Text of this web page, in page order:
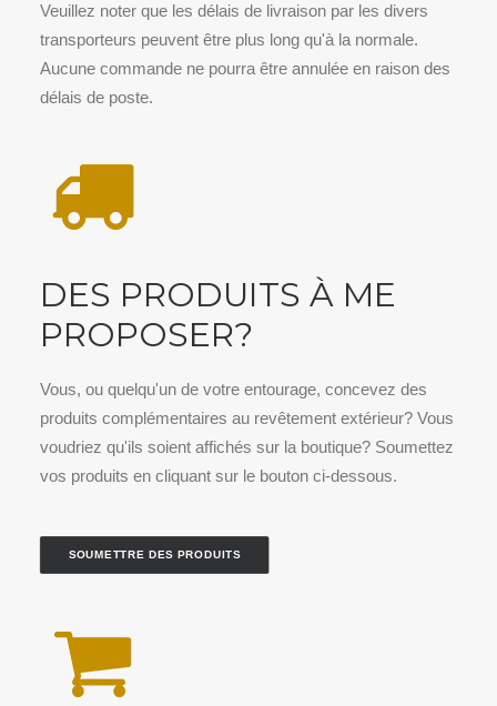
Veuillez noter que les délais de livraison par les divers
transporteurs peuvent être plus long qu'à la normale.
Aucune commande ne pourra être annulée en raison des
délais de poste.
DES PRODUITS À ME
PROPOSER?
Vous, ou quelqu'un de votre entourage, concevez des
produits complémentaires au revêtement extérieur? Vous
voudriez qu'ils soient affichés sur la boutique? Soumettez
vos produits en cliquant sur le bouton ci-dessous.
SOUMETTRE DES PRODUITS